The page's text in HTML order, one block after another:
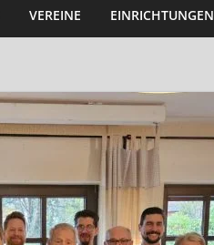
VEREINE EINRICHTUNGEN